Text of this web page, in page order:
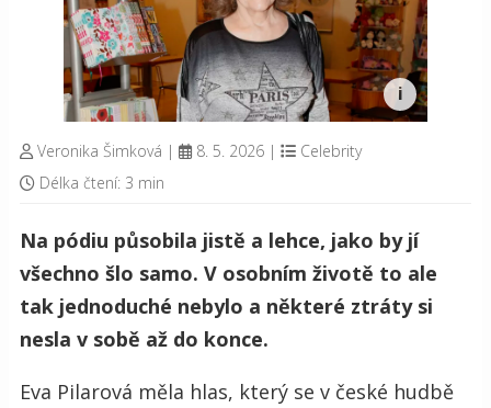
Veronika Šimková | 8. 5. 2026 |
Celebrity
Délka čtení: 3 min
Na pódiu působila jistě a lehce, jako by jí
všechno šlo samo. V osobním životě to ale
tak jednoduché nebylo a některé ztráty si
nesla v sobě až do konce.
Eva Pilarová měla hlas, který se v české hudbě